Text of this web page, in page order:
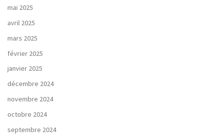
mai 2025
avril 2025
mars 2025
février 2025
janvier 2025
décembre 2024
novembre 2024
octobre 2024
septembre 2024